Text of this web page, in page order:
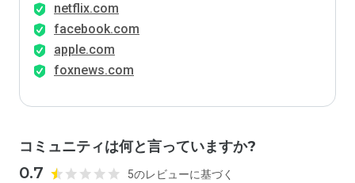
netflix.com
facebook.com
apple.com
foxnews.com
コミュニティは何と言っていますか?
0.7 5のレビューに基づく